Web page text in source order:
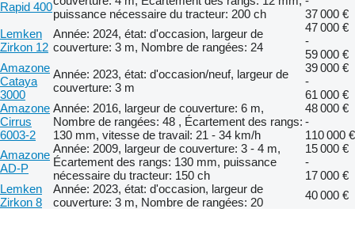
Rapid 400
puissance nécessaire du tracteur: 200 ch
37 000 €
Lemken
Zirkon 12
Année: 2024, état: d'occasion, largeur de
couverture: 3 m, Nombre de rangées: 24
47 000 €
-
59 000 €
Amazone
Cataya
3000
Année: 2023, état: d'occasion/neuf, largeur de
couverture: 3 m
39 000 €
-
61 000 €
Amazone
Cirrus
6003-2
Année: 2016, largeur de couverture: 6 m,
Nombre de rangées: 48 , Écartement des rangs:
130 mm, vitesse de travail: 21 - 34 km/h
48 000 €
-
110 000 €
Amazone
AD-P
Année: 2009, largeur de couverture: 3 - 4 m,
Écartement des rangs: 130 mm, puissance
nécessaire du tracteur: 150 ch
15 000 €
-
17 000 €
Lemken
Zirkon 8
Année: 2023, état: d'occasion, largeur de
couverture: 3 m, Nombre de rangées: 20
40 000 €